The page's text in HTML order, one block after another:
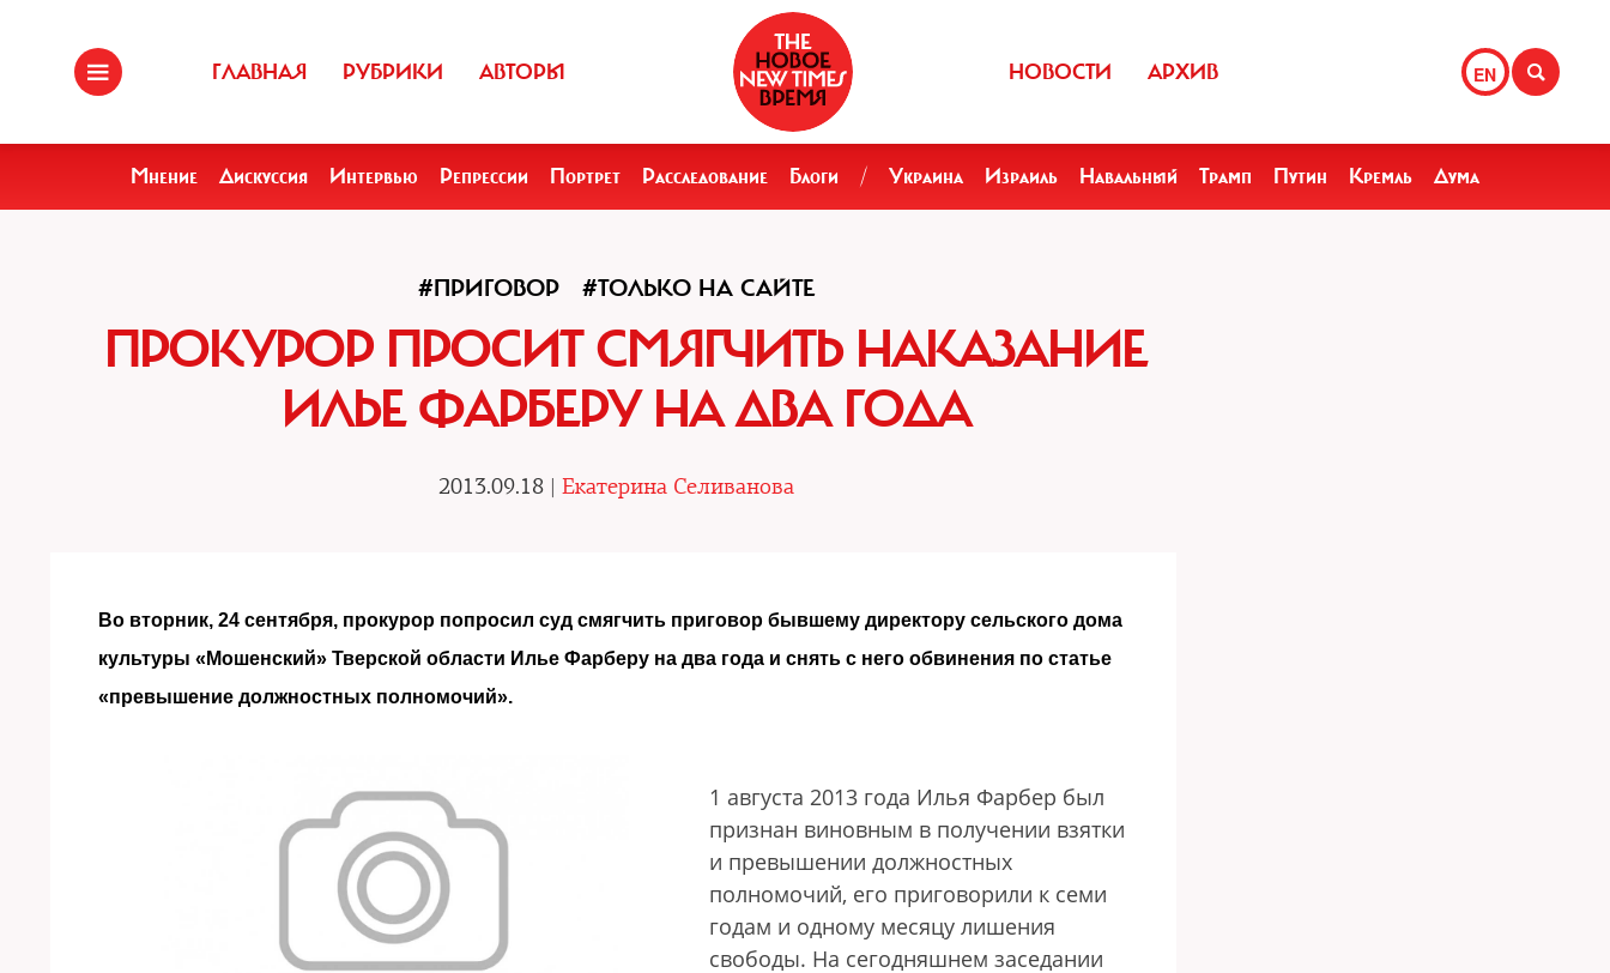
ГЛАВНАЯ РУБРИКИ АВТОРЫ EN
НОВОСТИ АРХИВ
Мнение Дискуссия Интервью Репрессии Портрет Расследование Блоги / Украина Израиль Навальный Трамп Путин Кремль Дума
#ПРИГОВОР #ТОЛЬКО НА САЙТЕ
ПРОКУРОР ПРОСИТ СМЯГЧИТЬ НАКАЗАНИЕ
ИЛЬЕ ФАРБЕРУ НА ДВА ГОДА
2013.09.18 | Екатерина Селиванова
Во вторник, 24 сентября, прокурор попросил суд смягчить приговор бывшему директору сельского дома
культуры «Мошенский» Тверской области Илье Фарберу на два года и снять с него обвинения по статье
«превышение должностных полномочий».
1 августа 2013 года Илья Фарбер был
признан виновным в получении взятки
и превышении должностных
полномочий, его приговорили к семи
годам и одному месяцу лишения
свободы. На сегодняшнем заседании